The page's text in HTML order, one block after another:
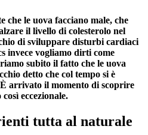
che le uova facciano male, che
il livello di colesterolo nel
di sviluppare disturbi cardiaci
invece vogliamo dirti come
subito il fatto che le uova
detto che col tempo si è
arrivato il momento di scoprire
eccezionale.
tutta al naturale